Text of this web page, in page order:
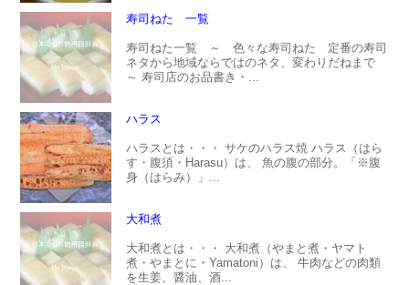
寿司ねた 一覧
寿司ねた一覧 ～ 色々な寿司ねた 定番の寿司
ネタから地域ならではのネタ、変わりだねまで
～ 寿司店のお品書き・...
ハラス
ハラスとは・・・ サケのハラス焼 ハラス（はら
す・腹須・Harasu）は、 魚の腹の部分。「※腹
身（はらみ）」...
大和煮
大和煮とは・・・ 大和煮（やまと煮・ヤマト
煮・やまとに・Yamatoni）は、 牛肉などの肉類
を生姜、醤油、酒...